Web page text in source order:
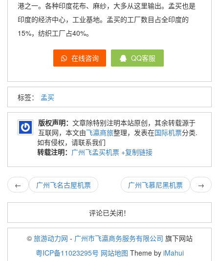
港之一。各种印度花布、麻纱，大多从这里输出。孟买也是
印度的经济中心，工业基地。孟买的工厂数目占全印度的
15%，纺织工厂占40%。
在线咨询 QQ客服
标签： 孟买
版权声明： 文章除特别注明本站原创，其余转载源于
互联网，本文由飞瀛商旅整理，发表在国际机票分类.
如有侵权，请联系我们
转载注明： 广州飞孟买机票 +复制链接
← 广州飞名古屋机票 →
广州飞慕尼黑机票
评论已关闭！
© 旅游动力网 - 广州市飞瀛商务服务有限公司 旗下网站
粤ICP备11023295号 网站地图 Theme by iMahui